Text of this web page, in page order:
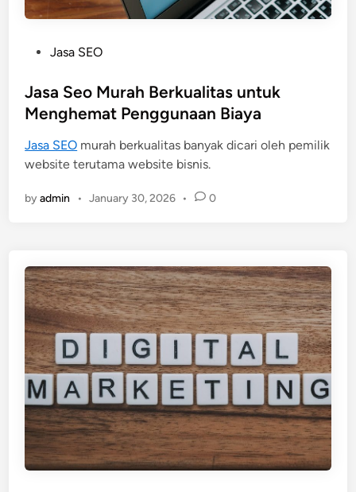
t
d
i
Jasa SEO
Jasa Seo Murah Berkualitas untuk
Menghemat Penggunaan Biaya
Jasa SEO murah berkualitas banyak dicari oleh pemilik
website terutama website bisnis.
byadmin • January 30, 2026 • 0